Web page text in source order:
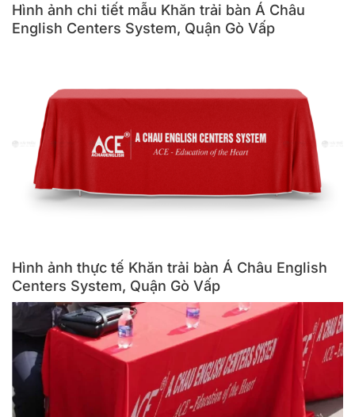
Hình ảnh chi tiết mẫu Khăn trải bàn Á Châu
English Centers System, Quận Gò Vấp
Hình ảnh thực tế Khăn trải bàn Á Châu English
Centers System, Quận Gò Vấp